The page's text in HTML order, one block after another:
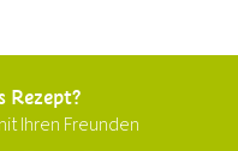
Rezept?
Ihren Freunden